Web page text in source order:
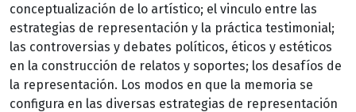
conceptualización de lo artístico; el vinculo entre las
estrategias de representación y la práctica testimonial;
las controversias y debates políticos, éticos y estéticos
en la construcción de relatos y soportes; los desafíos de
la representación. Los modos en que la memoria se
configura en las diversas estrategias de representación